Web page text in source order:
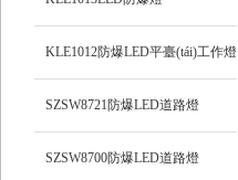
KLE1012防爆LED平臺(tái)工作燈
SZSW8721防爆LED道路燈
SZSW8700防爆LED道路燈